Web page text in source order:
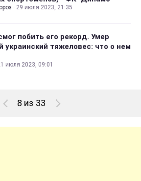
· 29 июля 2023, 21:35
побить его рекорд. Умер
украинский тяжеловес: что о нем
июля 2023, 09:01
8 из 33